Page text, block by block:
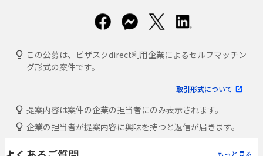
この公募は、ビザスクdirect利用企業によるセルフマッチン
グ形式の案件です。
取引形式について
提案内容は案件の企業の担当者にのみ表示されます。
企業の担当者が提案内容に興味を持つと返信が届きます。